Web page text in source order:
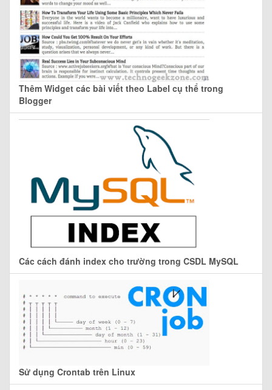
Thêm Widget các bài viết theo Label cụ thể trong
Blogger
Các cách đánh index cho trường trong CSDL MySQL
Sử dụng Crontab trên Linux